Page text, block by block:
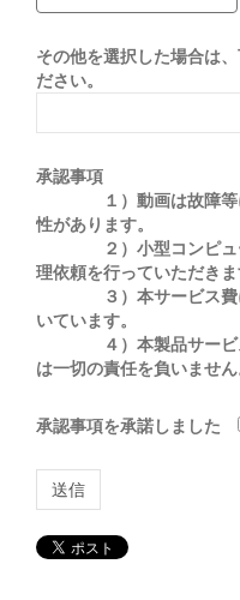
その他を選択した場合は
ださい。
承認事項
１）動画は故障等に
性があります。
２）小型コンピュー
理依頼を行っていただきま
３）本サービス費に
いています。
４）本製品サービス
は一切の責任を負いません
承認事項を承諾しました